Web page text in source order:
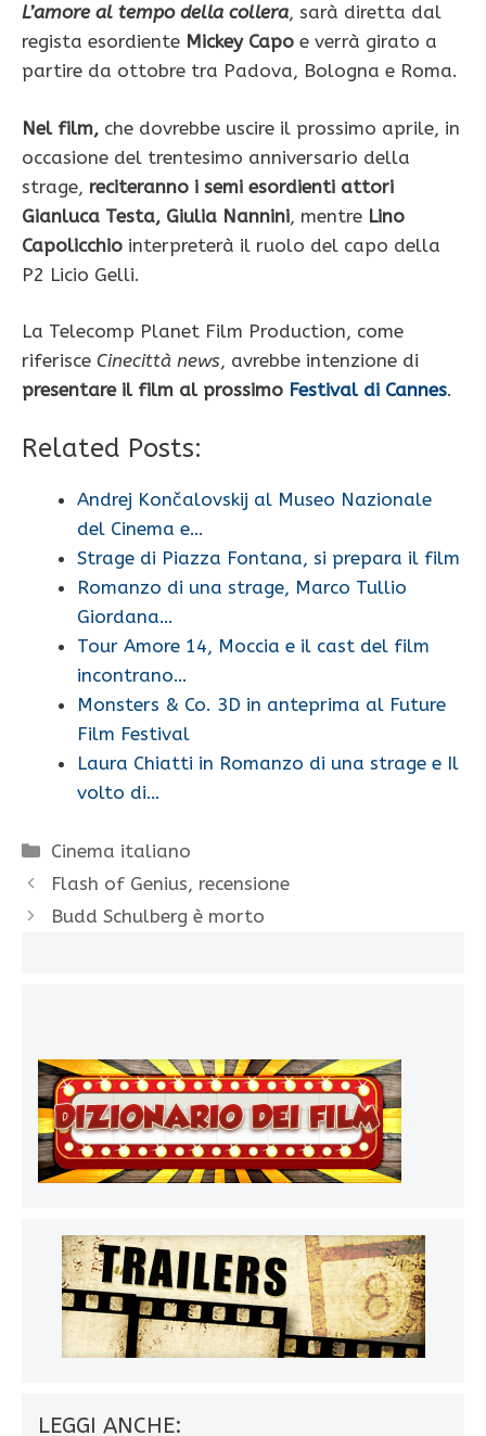
L’amore al tempo della collera, sarà diretta dal
regista esordiente Mickey Capo e verrà girato a
partire da ottobre tra Padova, Bologna e Roma.
Nel film, che dovrebbe uscire il prossimo aprile, in
occasione del trentesimo anniversario della
strage, reciteranno i semi esordienti attori
Gianluca Testa, Giulia Nannini, mentre Lino
Capolicchio interpreterà il ruolo del capo della
P2 Licio Gelli.
La Telecomp Planet Film Production, come
riferisce Cinecittà news, avrebbe intenzione di
presentare il film al prossimo Festival di Cannes.
Related Posts:
Andrej Končalovskij al Museo Nazionale
del Cinema e…
Strage di Piazza Fontana, si prepara il film
Romanzo di una strage, Marco Tullio
Giordana…
Tour Amore 14, Moccia e il cast del film
incontrano…
Monsters & Co. 3D in anteprima al Future
Film Festival
Laura Chiatti in Romanzo di una strage e Il
volto di…
Categorie
Cinema italiano
Flash of Genius, recensione
Budd Schulberg è morto
LEGGI ANCHE: